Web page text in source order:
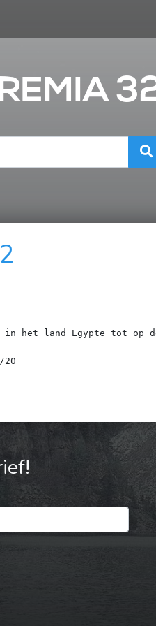
het land Egypte tot op